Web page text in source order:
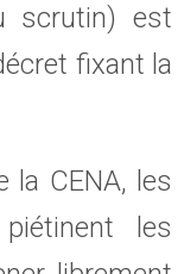
scrutin) est
fixant la
la CENA, les
les